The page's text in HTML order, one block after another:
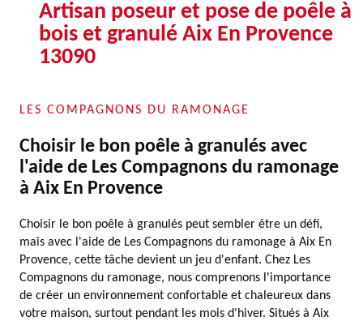
Artisan poseur et pose de poêle à
bois et granulé Aix En Provence
13090
LES COMPAGNONS DU RAMONAGE
Choisir le bon poêle à granulés avec
l'aide de Les Compagnons du ramonage
à Aix En Provence
Choisir le bon poêle à granulés peut sembler être un défi,
mais avec l'aide de Les Compagnons du ramonage à Aix En
Provence, cette tâche devient un jeu d'enfant. Chez Les
Compagnons du ramonage, nous comprenons l'importance
de créer un environnement confortable et chaleureux dans
votre maison, surtout pendant les mois d'hiver. Situés à Aix